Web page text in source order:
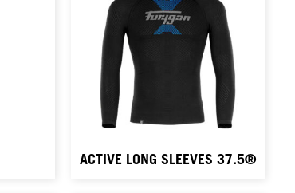
ACTIVE LONG SLEEVES 37.5®